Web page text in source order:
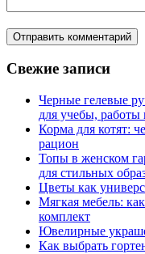
Свежие записи
Черные гелевые
для учебы, работы
Корма для котят:
рацион
Топы в женском
для стильных
Цветы как
Мягкая мебель:
комплект
Ювелирные
Как выбрать